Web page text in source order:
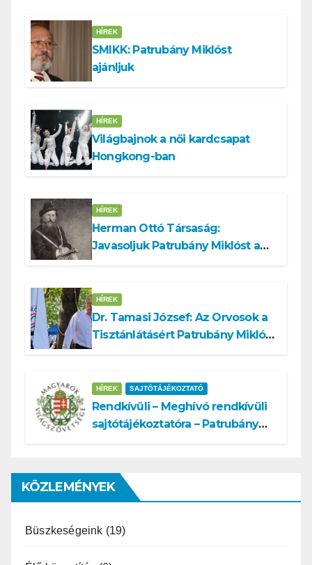
HÍREK
SMIKK: Patrubány Miklóst
ajánljuk
HÍREK
Világbajnok a női kardcsapat
Hongkong-ban
HÍREK
Herman Ottó Társaság:
Javasoljuk Patrubány Miklóst a
HÍREK
Dr. Tamasi József: Az Orvosok a
Tisztánlátásért Patrubány Miklóst
HÍREK SAJTÓTÁJÉKOZTATÓ
Rendkívüli – Meghívó rendkívüli
sajtótájékoztatóra – Patrubány
támadás
KÖZLEMÉNYEK
Büszkeségeink (19)